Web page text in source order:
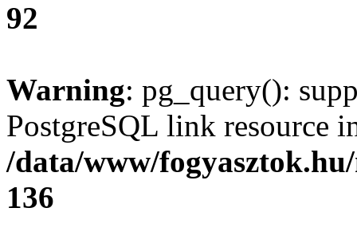
92
Warning: pg_query():
PostgreSQL link resource
/data/www/
136